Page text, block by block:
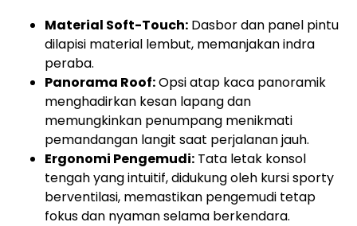
Material Soft-Touch: Dasbor dan panel pintu
dilapisi material lembut, memanjakan indra
peraba.
Panorama Roof:Opsi atap kaca panoramik
menghadirkan kesan lapang dan
memungkinkan penumpang menikmati
pemandangan langit saat perjalanan jauh.
Ergonomi Pengemudi: Tata letak konsol
tengah yang intuitif, didukung oleh kursi sporty
berventilasi, memastikan pengemudi tetap
fokus dan nyaman selama berkendara.